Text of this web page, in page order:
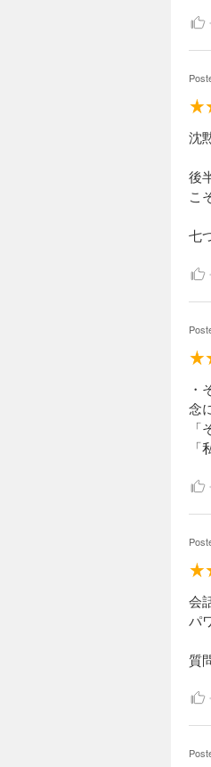
沈
後
こ
七
・
念
会
パ
質